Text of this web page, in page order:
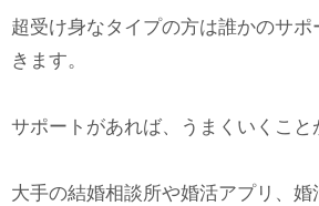
超受け身なタイプの方は誰かのサポ
きます。
サポートがあれば、うまくいくこと
大手の結婚相談所や婚活アプリ、